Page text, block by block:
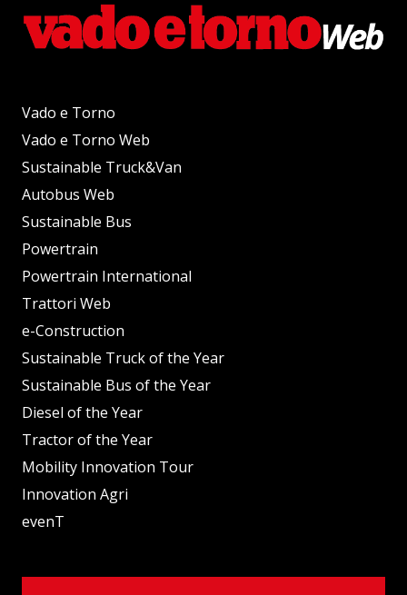
Vado e Torno
Vado e Torno Web
Sustainable Truck&Van
Autobus Web
Sustainable Bus
Powertrain
Powertrain International
Trattori Web
e-Construction
Sustainable Truck of the Year
Sustainable Bus of the Year
Diesel of the Year
Tractor of the Year
Mobility Innovation Tour
Innovation Agri
evenT